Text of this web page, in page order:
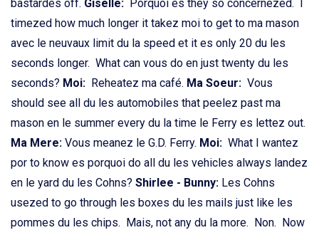
bastardes off. Giselle: Porquoi es they so concernezed. I
timezed how much longer it takez moi to get to ma mason
avec le neuvaux limit du la speed et it es only 20 du les
seconds longer. What can vous do en just twenty du les
seconds? Moi: Reheatez ma café. Ma Soeur: Vous
should see all du les automobiles that peelez past ma
mason en le summer every du la time le Ferry es lettez out.
Ma Mere: Vous meanez le G.D. Ferry. Moi: What I wantez
por to know es porquoi do all du les vehicles always landez
en le yard du les Cohns? Shirlee - Bunny: Les Cohns
usezed to go through les boxes du les mails just like les
pommes du les chips. Mais, not any du la more. Non. Now